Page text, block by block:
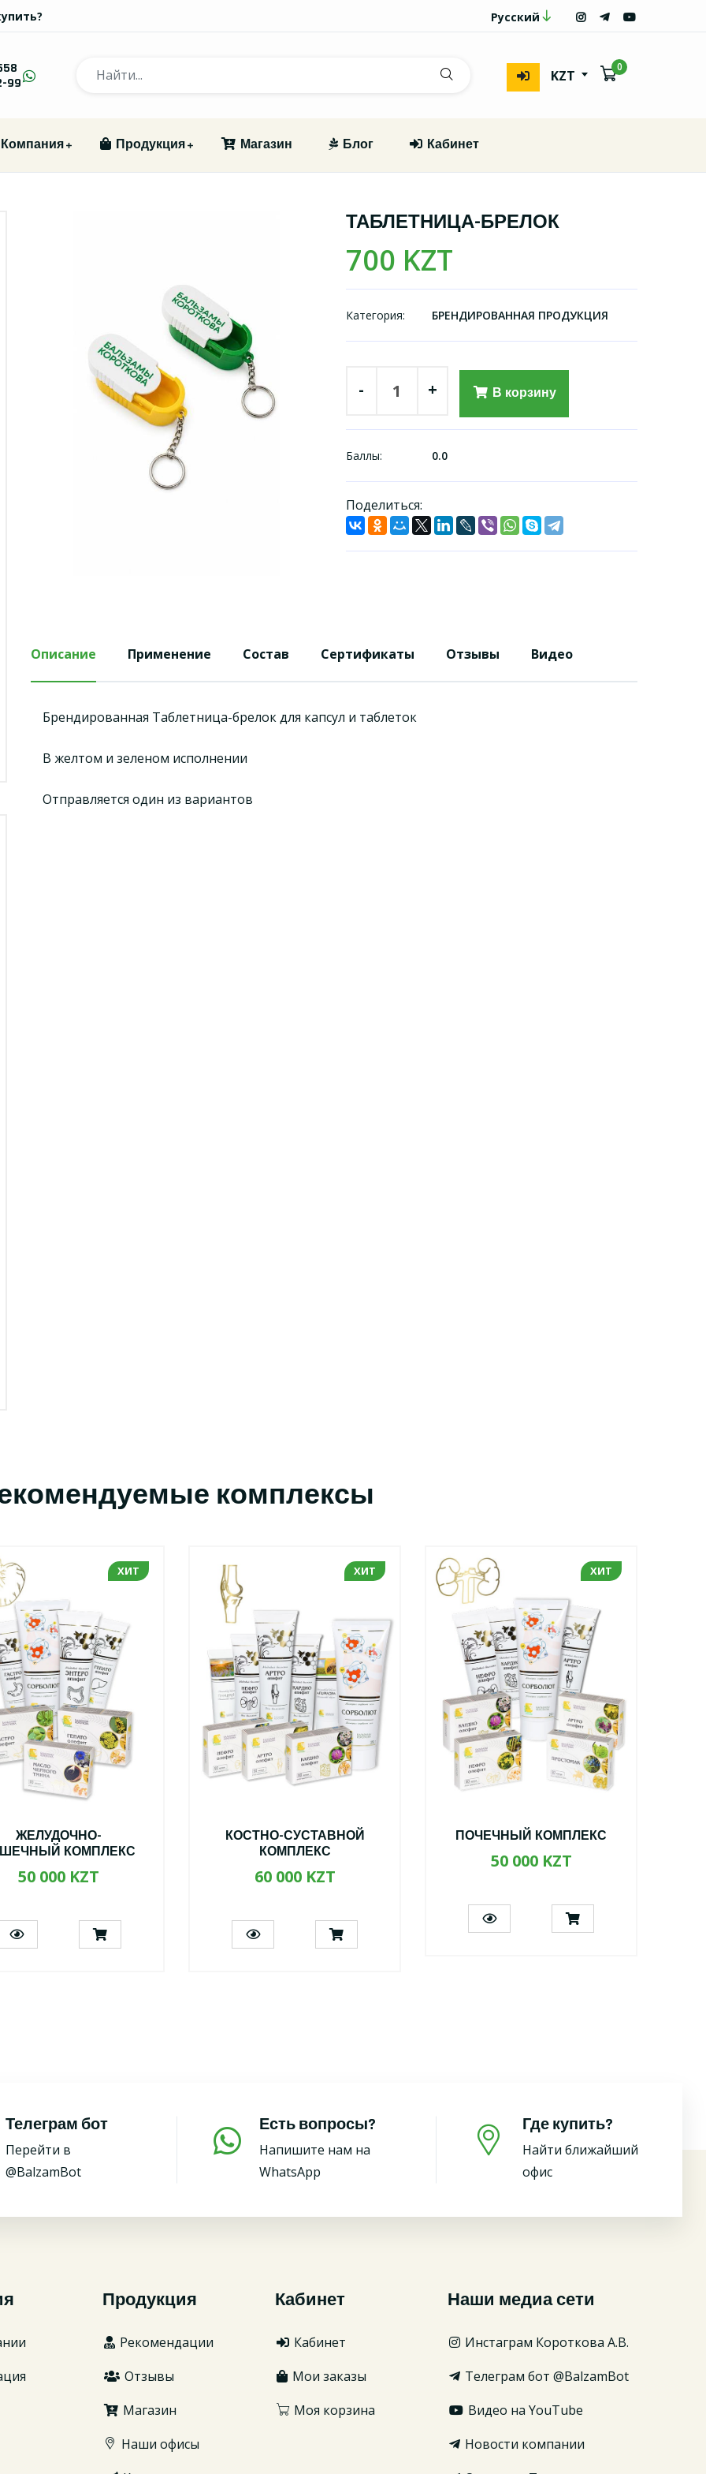
Русский
99
KZT
0
Компания Продукция Магазин Блог Кабинет
ТАБЛЕТНИЦА-БРЕЛОК
700 KZT
Категория: БРЕНДИРОВАННАЯ ПРОДУКЦИЯ
- + В корзину
Баллы: 0.0
Поделиться:
Описание Применение Состав Сертификаты Отзывы Видео
Брендированная Таблетница-брелок для капсул и таблеток
В желтом и зеленом исполнении
Отправляется один из вариантов
комплексы
ХИТ
ЖЕЛУДОЧНО-
КОМПЛЕКС
50 000 KZT
ХИТ
КОСТНО-СУСТАВНОЙ
КОМПЛЕКС
60 000 KZT
ХИТ
ПОЧЕЧНЫЙ КОМПЛЕКС
50 000 KZT
Телеграм бот
Перейти в
@BalzamBot
Есть вопросы?
Напишите нам на
WhatsApp
Где купить?
Найти ближайший
офис
Продукция
Рекомендации
Отзывы
Магазин
Наши офисы
Кабинет
Кабинет
Мои заказы
Моя корзина
Наши медиа сети
Инстаграм Короткова А.В.
Телеграм бот @BalzamBot
Видео на YouTube
Новости компании